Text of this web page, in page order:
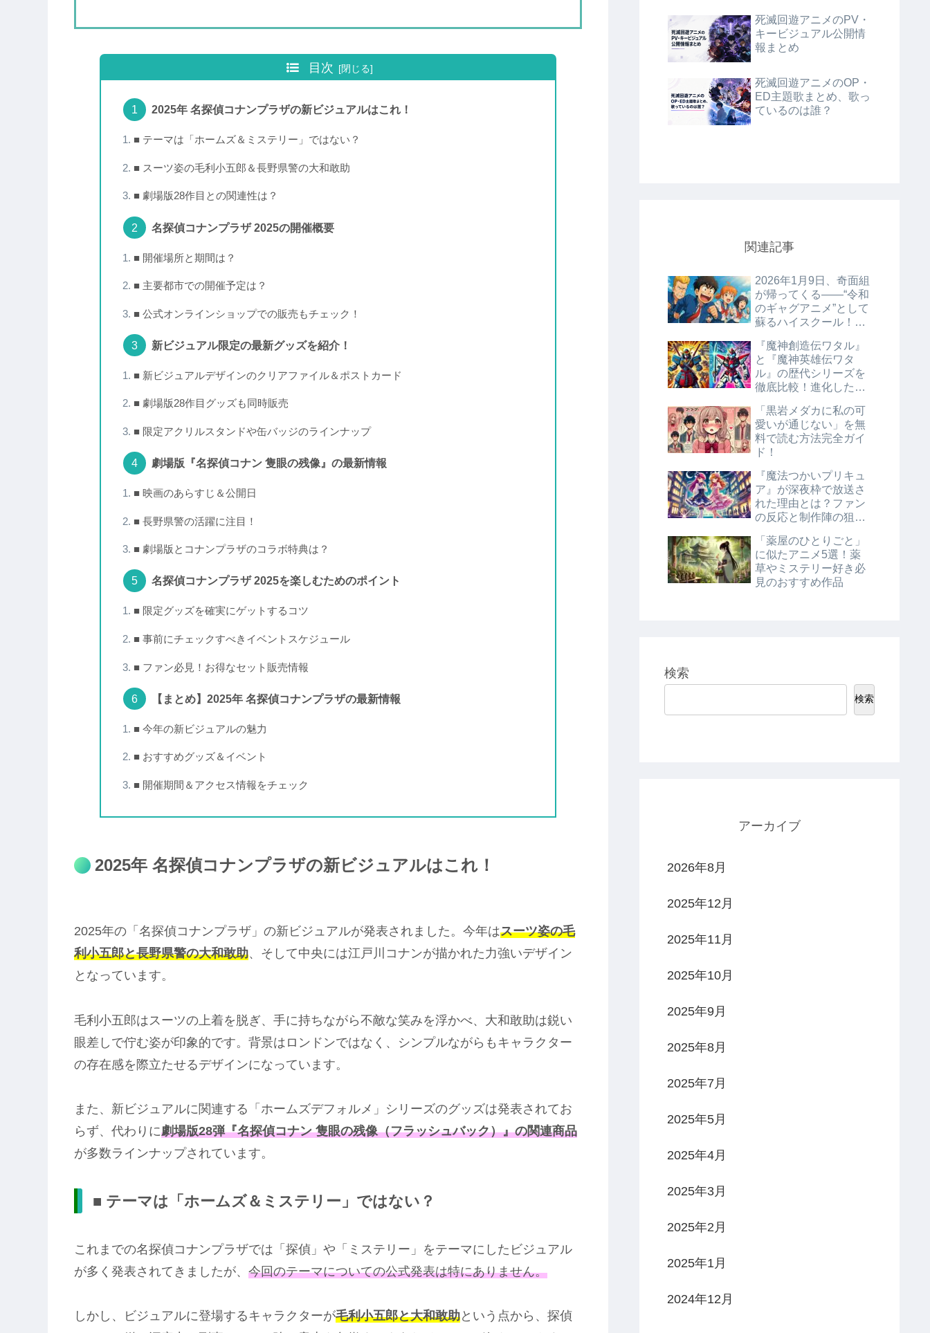
目次
2025年 名探偵コナンプラザの新ビジュアルはこれ！
■ テーマは「ホームズ＆ミステリー」ではない？
■ スーツ姿の毛利小五郎＆長野県警の大和敢助
■ 劇場版28作目との関連性は？
名探偵コナンプラザ 2025の開催概要
■ 開催場所と期間は？
■ 主要都市での開催予定は？
■ 公式オンラインショップでの販売もチェック！
新ビジュアル限定の最新グッズを紹介！
■ 新ビジュアルデザインのクリアファイル＆ポストカード
■ 劇場版28作目グッズも同時販売
■ 限定アクリルスタンドや缶バッジのラインナップ
劇場版『名探偵コナン 隻眼の残像』の最新情報
■ 映画のあらすじ＆公開日
■ 長野県警の活躍に注目！
■ 劇場版とコナンプラザのコラボ特典は？
名探偵コナンプラザ 2025を楽しむためのポイント
■ 限定グッズを確実にゲットするコツ
■ 事前にチェックすべきイベントスケジュール
■ ファン必見！お得なセット販売情報
【まとめ】2025年 名探偵コナンプラザの最新情報
■ 今年の新ビジュアルの魅力
■ おすすめグッズ＆イベント
■ 開催期間＆アクセス情報をチェック
2025年 名探偵コナンプラザの新ビジュアルはこれ！
2025年の「名探偵コナンプラザ」の新ビジュアルが発表されました。今年はスーツ姿の毛
利小五郎と長野県警の大和敢助、そして中央には江戸川コナンが描かれた力強いデザイン
となっています。
毛利小五郎はスーツの上着を脱ぎ、手に持ちながら不敵な笑みを浮かべ、大和敢助は鋭い
眼差しで佇む姿が印象的です。背景はロンドンではなく、シンプルながらもキャラクター
の存在感を際立たせるデザインになっています。
また、新ビジュアルに関連する「ホームズデフォルメ」シリーズのグッズは発表されてお
らず、代わりに劇場版28弾『名探偵コナン 隻眼の残像（フラッシュバック）』の関連商品
が多数ラインナップされています。
■ テーマは「ホームズ＆ミステリー」ではない？
これまでの名探偵コナンプラザでは「探偵」や「ミステリー」をテーマにしたビジュアル
が多く発表されてきましたが、 今回のテーマについての公式発表は特にありません。
しかし、ビジュアルに登場するキャラクターが毛利小五郎と大和敢助という点から、探偵
死滅回遊アニメのPV・
キービジュアル公開情
報まとめ
死滅回遊アニメのOP・
ED主題歌まとめ、歌っ
ているのは誰？
関連記事
2026年1月9日、奇面組
が帰ってくる――“令和
のギャグアニメ”として
蘇るハイスクール！奇
『魔神創造伝ワタル』
と『魔神英雄伝ワタ
ル』の歴代シリーズを
徹底比較！進化した世
「黒岩メダカに私の可
愛いが通じない」を無
料で読む方法完全ガイ
ド！
『魔法つかいプリキュ
ア』が深夜枠で放送さ
れた理由とは？ファン
の反応と制作陣の狙い
「薬屋のひとりごと」
に似たアニメ5選！薬
草やミステリー好き必
見のおすすめ作品
検索
検索
アーカイブ
2026年8月
2025年12月
2025年11月
2025年10月
2025年9月
2025年8月
2025年7月
2025年5月
2025年4月
2025年3月
2025年2月
2025年1月
2024年12月